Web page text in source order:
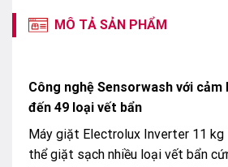
MÔ TẢ SẢN PHẨM
Công nghệ Sensorwash với cảm
đến 49 loại vết bẩn
Máy giặt Electrolux Inverter 11 kg
thể giặt sạch nhiều loại vết bẩn